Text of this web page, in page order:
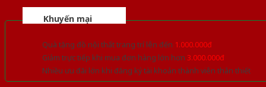
Khuyến mại
Quà tặng đồ nội thất trang trí lên đến 1.000.000đ
Giảm trực tiếp khi mua đơn hàng lớn hơn 3.000.000đ
Nhiều ưu đãi lớn khi đăng ký tài khoản thành viên thân thiết